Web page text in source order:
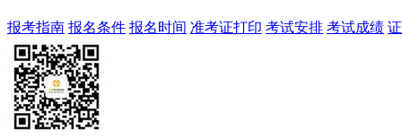
报考指南 报名条件 报名时间 准考证打印 考试安排 考试成绩